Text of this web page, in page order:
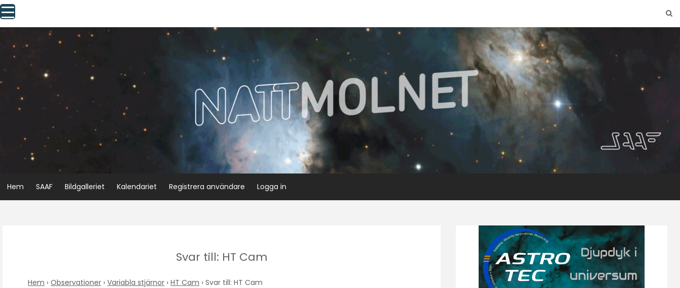
Skip
to
content
Hem SAAF Bildgalleriet Kalendariet Registrera användare Logga in
Svar till: HT Cam
Hem › Observationer › Variabla stjärnor › HT Cam › Svar till: HT Cam